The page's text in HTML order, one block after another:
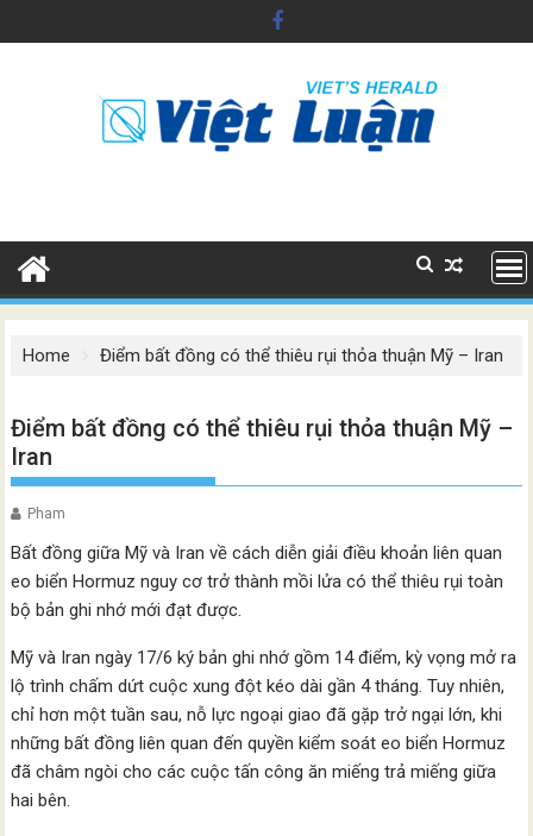
to
Home Điểm bất đồng có thể thiêu rụi thỏa thuận Mỹ – Iran
Điểm bất đồng có thể thiêu rụi thỏa thuận Mỹ –
Iran
Pham
Bất đồng giữa Mỹ và Iran về cách diễn giải điều khoản liên quan
eo biển Hormuz nguy cơ trở thành mồi lửa có thể thiêu rụi toàn
bộ bản ghi nhớ mới đạt được.
Mỹ và Iran ngày 17/6 ký bản ghi nhớ gồm 14 điểm, kỳ vọng mở ra
lộ trình chấm dứt cuộc xung đột kéo dài gần 4 tháng. Tuy nhiên,
chỉ hơn một tuần sau, nỗ lực ngoại giao đã gặp trở ngại lớn, khi
những bất đồng liên quan đến quyền kiểm soát eo biển Hormuz
đã châm ngòi cho các cuộc tấn công ăn miếng trả miếng giữa
hai bên.